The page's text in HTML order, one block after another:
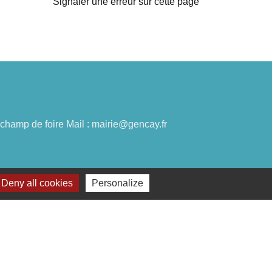
de foire Mail : mairie@gencay.fr
Deny all cookies Personalize